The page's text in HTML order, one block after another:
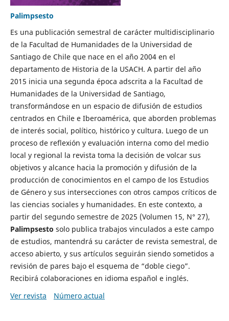
Palimpsesto
Es una publicación semestral de carácter multidisciplinario
de la Facultad de Humanidades de la Universidad de
Santiago de Chile que nace en el año 2004 en el
departamento de Historia de la USACH. A partir del año
2015 inicia una segunda época adscrita a la Facultad de
Humanidades de la Universidad de Santiago,
transformándose en un espacio de difusión de estudios
centrados en Chile e Iberoamérica, que aborden problemas
de interés social, político, histórico y cultura. Luego de un
proceso de reflexión y evaluación interna como del medio
local y regional la revista toma la decisión de volcar sus
objetivos y alcance hacia la promoción y difusión de la
producción de conocimientos en el campo de los Estudios
de Género y sus intersecciones con otros campos críticos de
las ciencias sociales y humanidades. En este contexto, a
partir del segundo semestre de 2025 (Volumen 15, N° 27),
Palimpsesto solo publica trabajos vinculados a este campo
de estudios, mantendrá su carácter de revista semestral, de
acceso abierto, y sus artículos seguirán siendo sometidos a
revisión de pares bajo el esquema de “doble ciego”.
Recibirá colaboraciones en idioma español e inglés.
Ver revista
Número actual